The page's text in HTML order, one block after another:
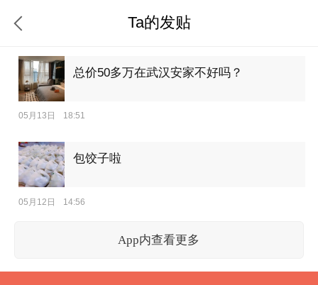
Ta的发贴
总价50多万在武汉安家不好吗？
05月13日 18:51
包饺子啦
05月12日 14:56
App内查看更多